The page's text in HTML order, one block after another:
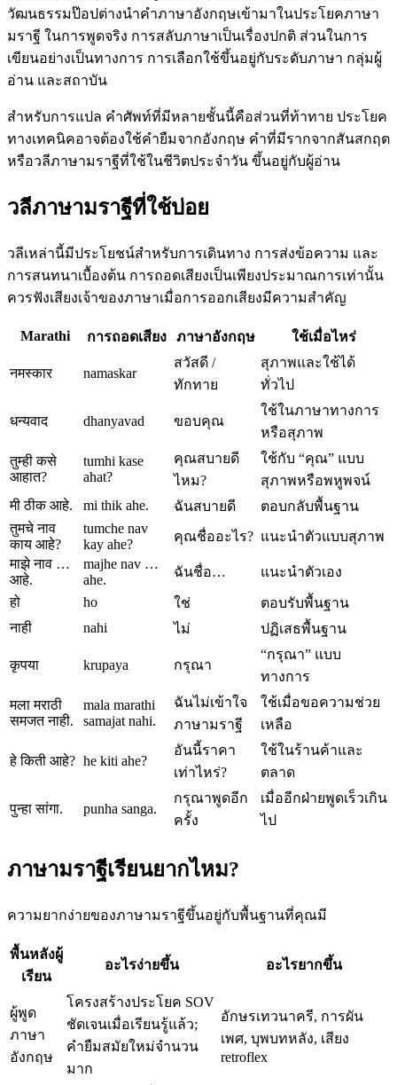
วัฒนธรรมป๊อปต่างนำคำภาษาอังกฤษเข้ามาในประโยคภาษา
มราฐี ในการพูดจริง การสลับภาษาเป็นเรื่องปกติ ส่วนในการ
เขียนอย่างเป็นทางการ การเลือกใช้ขึ้นอยู่กับระดับภาษา กลุ่มผู้
อ่าน และสถาบัน
สำหรับการแปล คำศัพท์ที่มีหลายชั้นนี้คือส่วนที่ท้าทาย ประโยค
ทางเทคนิคอาจต้องใช้คำยืมจากอังกฤษ คำที่มีรากจากสันสกฤต
หรือวลีภาษามราฐีที่ใช้ในชีวิตประจำวัน ขึ้นอยู่กับผู้อ่าน
วลีภาษามราฐีที่ใช้บ่อย
วลีเหล่านี้มีประโยชน์สำหรับการเดินทาง การส่งข้อความ และ
การสนทนาเบื้องต้น การถอดเสียงเป็นเพียงประมาณการเท่านั้น
ควรฟังเสียงเจ้าของภาษาเมื่อการออกเสียงมีความสำคัญ
Marathi การถอดเสียง ภาษาอังกฤษ ใช้เมื่อไหร่
नमस्कार namaskar
สวัสดี /
ทักทาย
สุภาพและใช้ได้
ทั่วไป
धन्यवाद dhanyavad ขอบคุณ
ใช้ในภาษาทางการ
หรือสุภาพ
तुम्ही कसे
आहात?
tumhi kase
ahat?
คุณสบายดี
ไหม?
ใช้กับ “คุณ” แบบ
สุภาพหรือพหูพจน์
मी ठीक आहे.
mi thik ahe. ฉันสบายดี
ตอบกลับพื้นฐาน
तुमचे नाव
काय आहे?
tumche nav
kay ahe?
คุณชื่ออะไร? แนะนำตัวแบบสุภาพ
माझे नाव …
आहे.
majhe nav …
ahe.
ฉันชื่อ…
แนะนำตัวเอง
हो
ho ใช่
ตอบรับพื้นฐาน
नाही
nahi ไม่ ปฏิเสธพื้นฐาน
कृपया krupaya กรุณา
“กรุณา” แบบ
ทางการ
मला मराठी
समजत नाही.
mala marathi
samajat nahi.
ฉันไม่เข้าใจ
ภาษามราฐี
ใช้เมื่อขอความช่วย
เหลือ
हे किती आहे? he kiti ahe?
อันนี้ราคา
เท่าไหร่?
ใช้ในร้านค้าและ
ตลาด
पुन्हा सांगा. punha sanga.
กรุณาพูดอีก
ครั้ง
เมื่ออีกฝ่ายพูดเร็วเกิน
ไป
ภาษามราฐีเรียนยากไหม?
ความยากง่ายของภาษามราฐีขึ้นอยู่กับพื้นฐานที่คุณมี
พื้นหลังผู้
เรียน
อะไรง่ายขึ้น อะไรยากขึ้น
ผู้พูด
ภาษา
อังกฤษ
โครงสร้างประโยค SOV
ชัดเจนเมื่อเรียนรู้แล้ว;
คำยืมสมัยใหม่จำนวน
มาก
อักษรเทวนาครี, การผัน
เพศ, บุพบทหลัง, เสียง
retroflex